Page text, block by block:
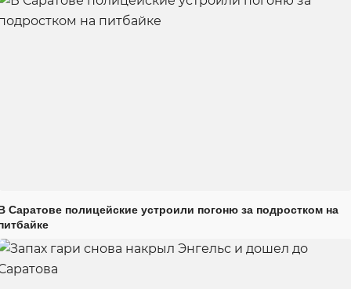
Саратове полицейские устроили погоню за подростком на